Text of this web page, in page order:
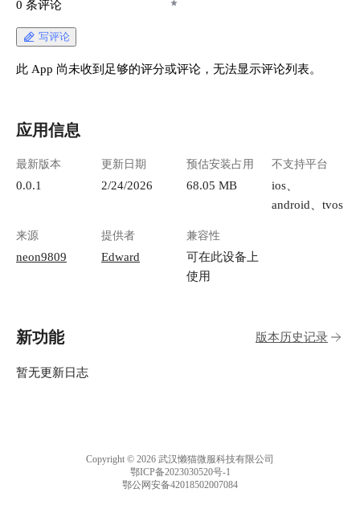
0 条评论
写评论
此 App 尚未收到足够的评分或评论，无法显示评论列表。
应用信息
最新版本
0.0.1
更新日期
2/24/2026
预估安装占用
68.05 MB
不支持平台
ios、
android、tvos
来源
neon9809
提供者
Edward
兼容性
可在此设备上
使用
新功能 版本历史记录
暂无更新日志
Copyright © 2026 武汉懒猫微服科技有限公司
鄂ICP备2023030520号-1
鄂公网安备42018502007084